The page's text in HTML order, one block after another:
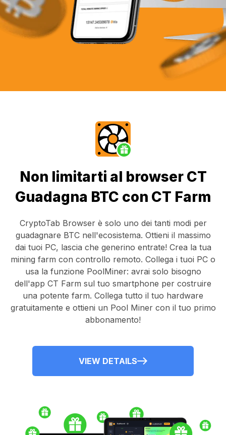
Non limitarti al browser CT
Guadagna BTC con CT Farm
CryptoTab Browserè solo uno dei tanti modi per
guadagnare BTC nell'ecosistema. Ottieni il massimo
dai tuoi PC, lascia che generino entrate! Crea la tua
mining farm con controllo remoto. Collega i tuoi PC o
usa la funzione PoolMiner: avrai solo bisogno
dell'app CT Farm sul tuo smartphone per costruire
una potente farm. Collega tutto il tuo hardware
gratuitamente e ottieni un Pool Minercon il tuo primo
abbonamento!
VIEW DETAILS